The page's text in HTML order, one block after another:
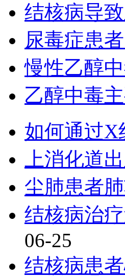
结核病导
尿毒症患
慢性乙醇
乙醇中毒
如何通过X
上消化道
尘肺患者
结核病治
06-25
结核病患